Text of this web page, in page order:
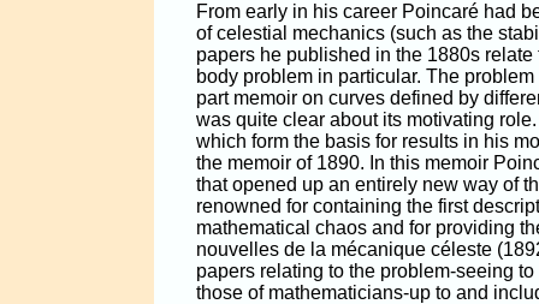
From early in his career Poincaré had
of celestial mechanics (such as the
papers he published in the 1880s
body problem in particular. The
part memoir on curves defined by
was quite clear about its motivating
which form the basis for results in his
the memoir of 1890. In this memoir
that opened up an entirely new way of
renowned for containing the first
mathematical chaos and for providing
nouvelles de la mécanique céleste
papers relating to the problem-seeing
those of mathematicians-up to and